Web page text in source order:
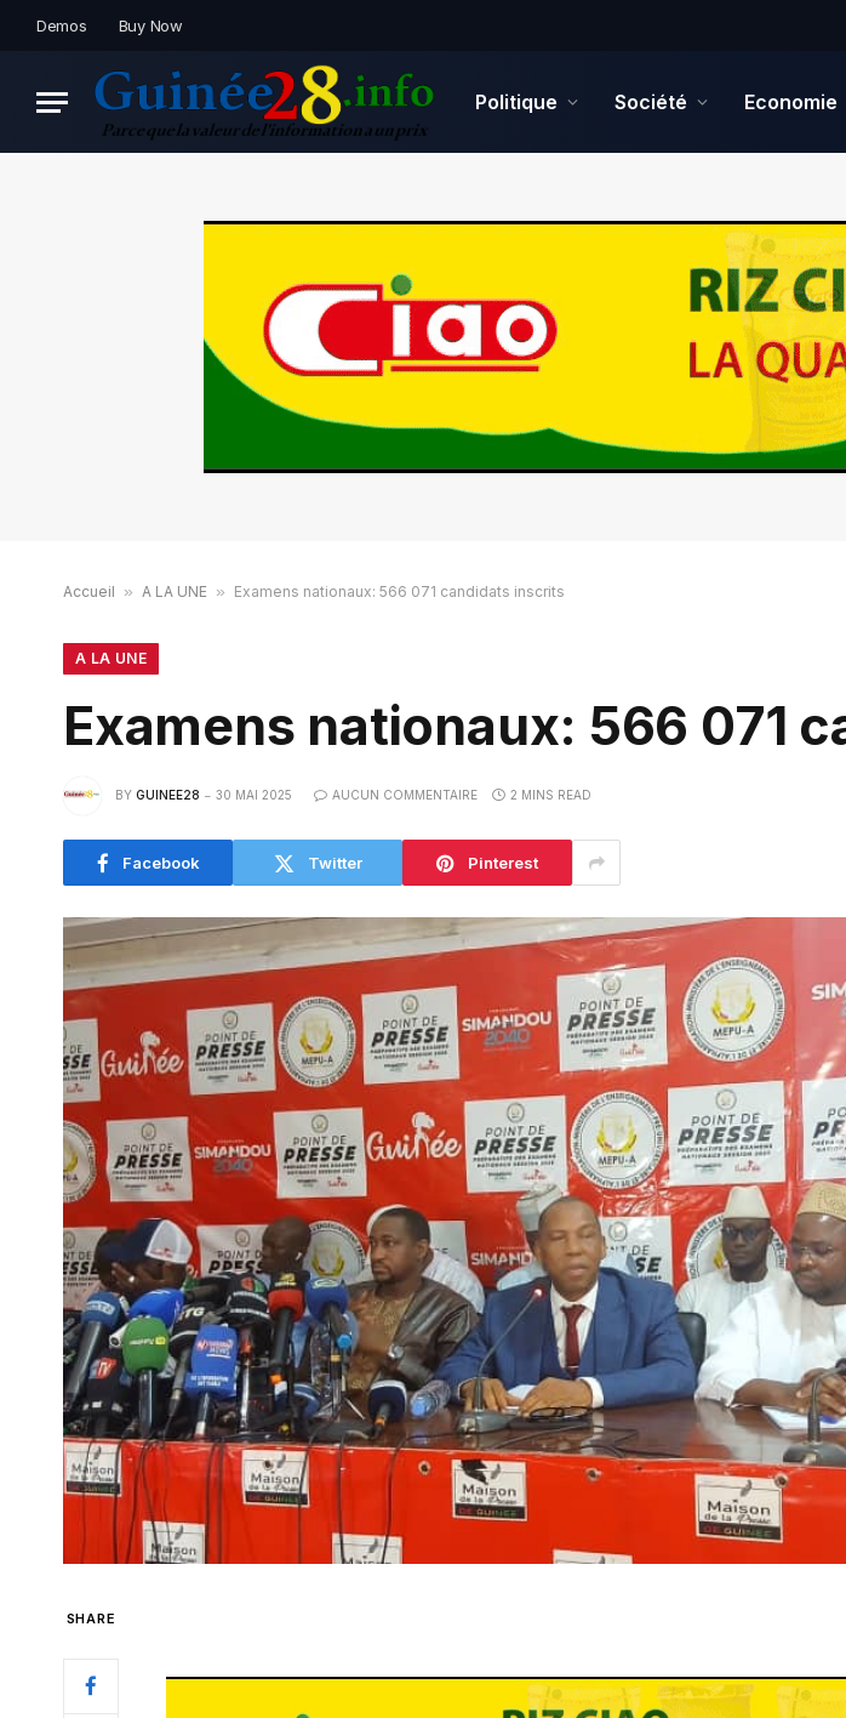
Demos Buy Now
Politique Société Economie
Accueil » A LA UNE » Examens nationaux: 566 071 candidats inscrits
A LA UNE
Examens nationaux: 566 071
BY GUINEE28 30 MAI 2025 AUCUN COMMENTAIRE 2 MINS READ
Facebook Twitter Pinterest
SHARE